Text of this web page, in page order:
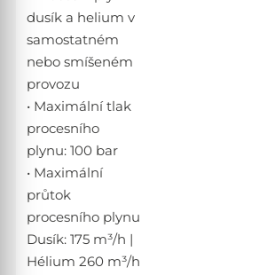
dusík a helium v
samostatném
nebo smíšeném
provozu
• Maximální tlak
procesního
plynu: 100 bar
• Maximální
průtok
procesního plynu
Dusík: 175 m³/h |
Hélium 260 m³/h